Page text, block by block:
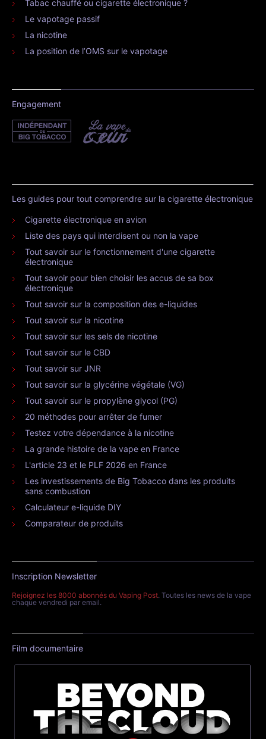
Tabac chauffé ou cigarette électronique ?
Le vapotage passif
La nicotine
La position de l’OMS sur le vapotage
Engagement
Les guides pour tout comprendre sur la cigarette électronique
Cigarette électronique en avion
Liste des pays qui interdisent ou non la vape
Tout savoir sur le fonctionnement d'une cigarette
électronique
Tout savoir pour bien choisir les accus de sa box
électronique
Tout savoir sur la composition des e-liquides
Tout savoir sur la nicotine
Tout savoir sur les sels de nicotine
Tout savoir sur le CBD
Tout savoir sur JNR
Tout savoir sur la glycérine végétale (VG)
Tout savoir sur le propylène glycol (PG)
20 méthodes pour arrêter de fumer
Testez votre dépendance à la nicotine
La grande histoire de la vape en France
L'article 23 et le PLF 2026 en France
Les investissements de Big Tobacco dans les produits
sans combustion
Calculateur e-liquide DIY
Comparateur de produits
Inscription Newsletter
Rejoignez les 8000 abonnés du Vaping Post. Toutes les news de la vape
chaque vendredi par email.
Film documentaire